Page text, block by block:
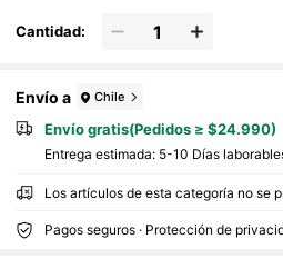
Cantidad:
Envío a Chile
Envío gratis(Pedidos ≥ $24.990)
Entrega estimada: 5-10 Días
Los artículos de esta categoría no se
Pagos seguros · Protección de